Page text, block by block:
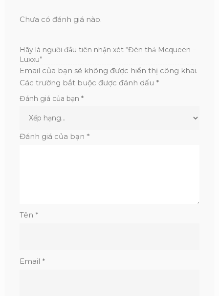
Chưa có đánh giá nào.
Hãy là người đầu tiên nhận xét “Đèn thả Mcqueen –
Luxxu”
Email của bạn sẽ không được hiển thị công khai.
Các trường bắt buộc được đánh dấu *
Đánh giá của bạn *
Đánh giá của bạn *
Tên *
Email *